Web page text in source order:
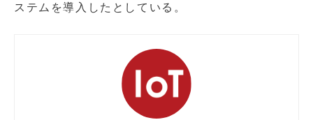
ステムを導入したとしている。